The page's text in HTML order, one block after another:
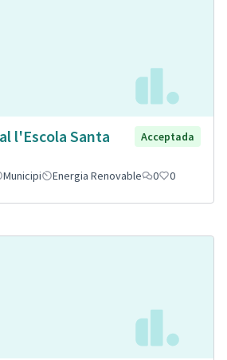
l'Escola Santa
Acceptada
Municipi Energia Renovable 0 0